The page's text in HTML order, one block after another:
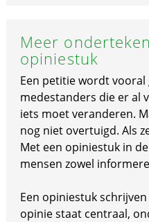
Meer
opiniestuk
Een petitie wordt
medestanders die er al
iets moet veranderen.
nog niet overtuigd. Als
Met een opiniestuk in
mensen zowel
Een opiniestuk
opinie staat centraal,